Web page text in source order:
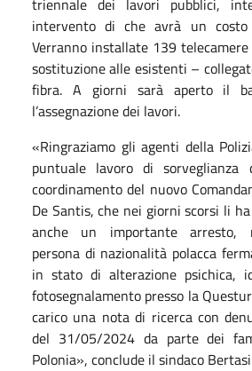
intervento di che avrà un
Verranno installate 139
sostituzione alle esistenti –
fibra. A giorni sarà aperto il
l’assegnazione dei lavori.
«Ringraziamo gli agenti della
puntuale lavoro di
coordinamento del nuovo
De Santis, che nei giorni scorsi li
anche un importante arresto,
persona di nazionalità polacca
in stato di alterazione psichica,
fotosegnalamento presso la
carico una nota di ricerca con
del 31/05/2024 da parte dei
Polonia», conclude il sindaco